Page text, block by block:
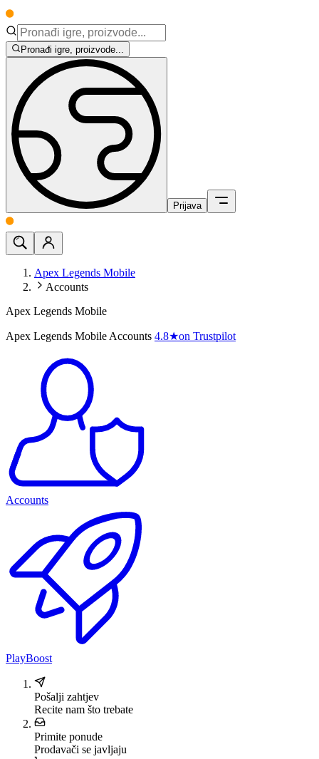
Pronađi igre, proizvode...
Prijava
Apex Legends Mobile
Accounts
Apex Legends Mobile
Apex Legends Mobile Accounts 4.8★on Trustpilot
Accounts
PlayBoost
Pošalji zahtjev
Recite nam što trebate
Primite ponude
Prodavači se javljaju